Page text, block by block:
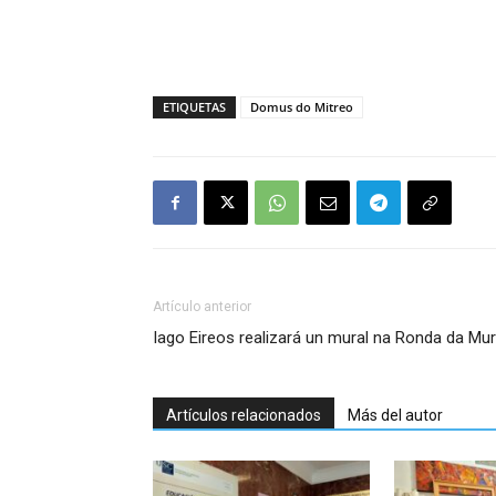
ETIQUETAS Domus do Mitreo
Artículo anterior
Iago Eireos realizará un mural na Ronda da
Artículos relacionados Más del autor